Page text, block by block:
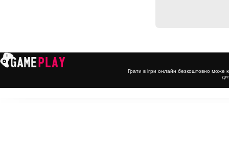
Грати в ігри онлайн безкоштовно може